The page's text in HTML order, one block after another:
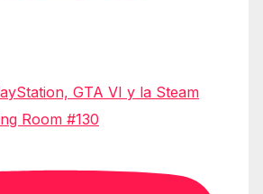
GTA VI y la Steam
Room #130